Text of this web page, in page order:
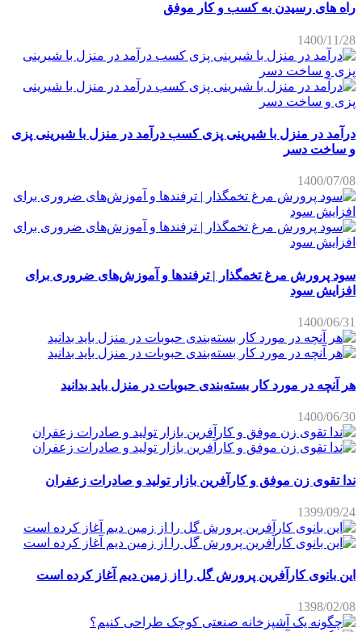
راه های رسیدن به کسب و کار موفق
1400/11/28
درآمد در منزل با شیرینی پزی کسب درآمد در منزل با شیرینی پزی
و ساخت دسر
1400/07/08
سود پرورش مرغ تخمگذار | ترفندها و آموزش‌های ضروری برای
افزایش سود
1400/06/31
هر آنچه در مورد کار بسته‌بندی حبوبات در منزل باید بدانید
1400/06/30
ندا تقوی زن موفق و کارآفرین بازار تولید و صادرات زعفران
1399/09/24
این بانوی کارآفرین پرورش گل را از زمین دیم آغاز کرده است
1398/02/08